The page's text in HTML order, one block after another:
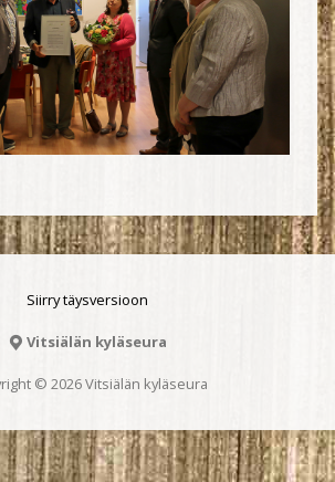
Siirry täysversioon
Vitsiälän kyläseura
© 2026 Vitsiälän kyläseura